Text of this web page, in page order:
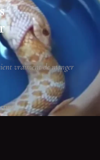
vraiment de manger